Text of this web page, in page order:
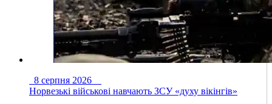
8 серпня 2026
Норвезькі військові навчають ЗСУ «духу вікінгів»